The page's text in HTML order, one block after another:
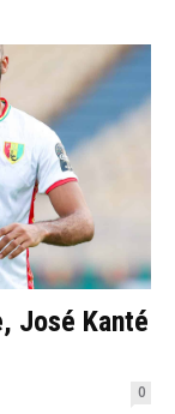
José Kanté
0